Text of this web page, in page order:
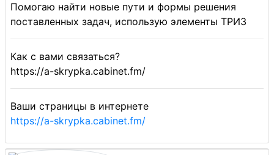
Помогаю найти новые пути и формы решения
поставленных задач, использую элементы ТРИЗ
Как с вами связаться?
https://a-skrypka.cabinet.fm/
Ваши страницы в интернете
https://a-skrypka.cabinet.fm/